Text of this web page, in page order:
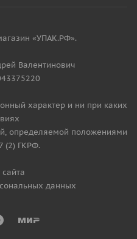
«УПАК.РФ».
Валентинович
характер и ни при каких
определяемой положениями
(2) ГКРФ.
данных